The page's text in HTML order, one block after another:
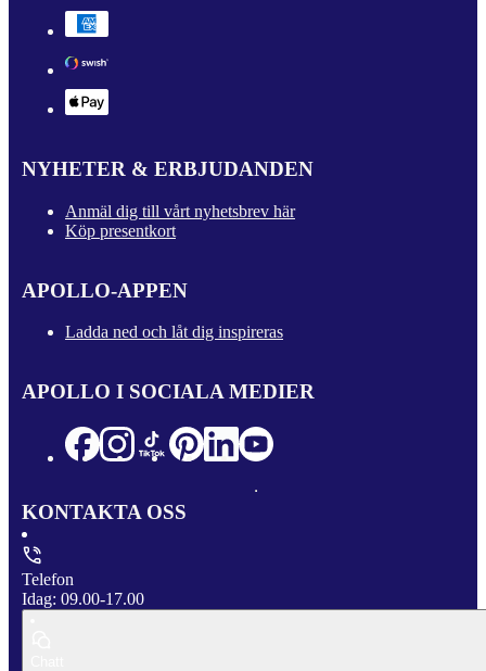
NYHETER & ERBJUDANDEN
Anmäl dig till vårt nyhetsbrev här
Köp presentkort
APOLLO-APPEN
Ladda ned och låt dig inspireras
APOLLO I SOCIALA MEDIER
KONTAKTA OSS
Telefon
Idag: 09.00-17.00